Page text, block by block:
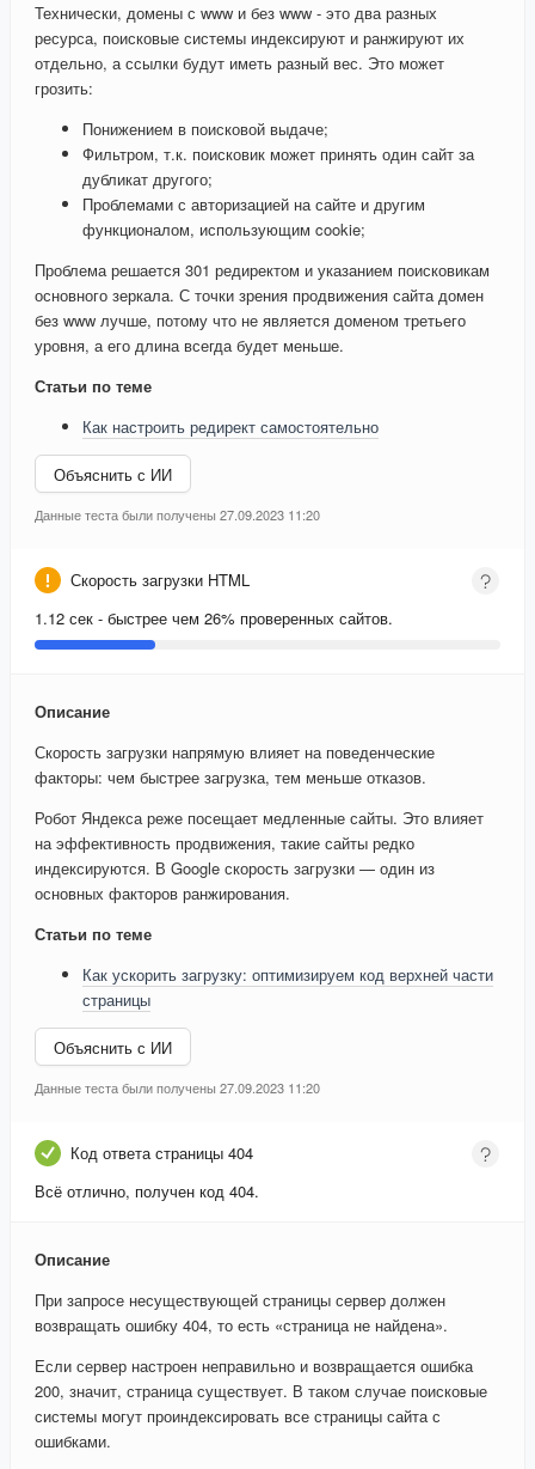
Технически, домены с www и без www - это два разных
ресурса, поисковые системы индексируют и ранжируют их
отдельно, а ссылки будут иметь разный вес. Это может
грозить:
Понижением в поисковой выдаче;
Фильтром, т.к. поисковик может принять один сайт за
дубликат другого;
Проблемами с авторизацией на сайте и другим
функционалом, использующим cookie;
Проблема решается 301 редиректом и указанием поисковикам
основного зеркала. С точки зрения продвижения сайта домен
без www лучше, потому что не является доменом третьего
уровня, а его длина всегда будет меньше.
Статьи по теме
Как настроить редирект самостоятельно
Объяснить с ИИ
Данные теста были получены 27.09.2023 11:20
Скорость загрузки HTML
1.12 сек - быстрее чем 26% проверенных сайтов.
Описание
Скорость загрузки напрямую влияет на поведенческие
факторы: чем быстрее загрузка, тем меньше отказов.
Робот Яндекса реже посещает медленные сайты. Это влияет
на эффективность продвижения, такие сайты редко
индексируются. В Google скорость загрузки — один из
основных факторов ранжирования.
Статьи по теме
Как ускорить загрузку: оптимизируем код верхней части
страницы
Объяснить с ИИ
Данные теста были получены 27.09.2023 11:20
Код ответа страницы 404
Всё отлично, получен код 404.
Описание
При запросе несуществующей страницы сервер должен
возвращать ошибку 404, то есть «страница не найдена».
Если сервер настроен неправильно и возвращается ошибка
200, значит, страница существует. В таком случае поисковые
системы могут проиндексировать все страницы сайта с
ошибками.